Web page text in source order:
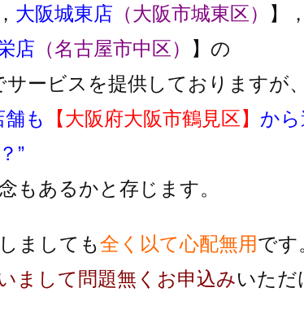
， 大阪城東店 （大阪市城東区） 】
店 （名古屋市中区）
】の
サービスを提供しておりますが、
も
【大阪府大阪市鶴見区】 か
”
もあるかと存じます。
ましても全く以て心配無用です
まして問題無くお申込みいただ